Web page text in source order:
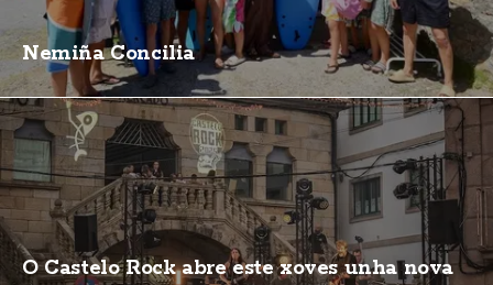
Nemiña Concilia
O Castelo Rock abre este xoves unha nova